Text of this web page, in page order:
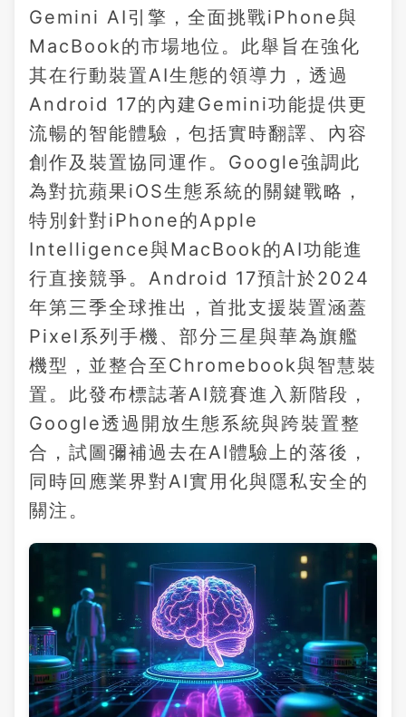
Gemini AI引擎，全面挑戰iPhone與
MacBook的市場地位。此舉旨在強化
其在行動裝置AI生態的領導力，透過
Android 17的內建Gemini功能提供更
流暢的智能體驗，包括實時翻譯、內容
創作及裝置協同運作。Google強調此
為對抗蘋果iOS生態系統的關鍵戰略，
特別針對iPhone的Apple
Intelligence與MacBook的AI功能進
行直接競爭。Android 17預計於2024
年第三季全球推出，首批支援裝置涵蓋
Pixel系列手機、部分三星與華為旗艦
機型，並整合至Chromebook與智慧裝
置。此發布標誌著AI競賽進入新階段，
Google透過開放生態系統與跨裝置整
合，試圖彌補過去在AI體驗上的落後，
同時回應業界對AI實用化與隱私安全的
關注。